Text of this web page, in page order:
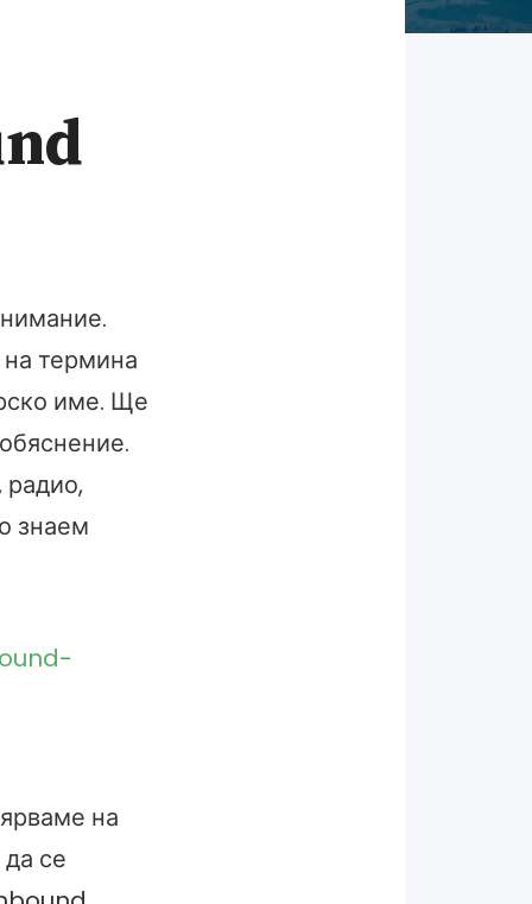
термина
име. Ще
радио,
знаем
на
се